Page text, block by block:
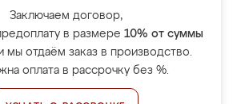
Заключаем договор,
в размере 10% от суммы
мы отдаём заказ в производство.
оплата в рассрочку без %.